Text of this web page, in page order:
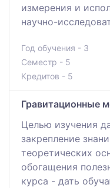
измерения и
научно-
Год обучения - 3
Семестр - 5
Кредитов - 5
Гравитационные
Целью изучения
закрепление
теоретических
обогащения
курса - дать